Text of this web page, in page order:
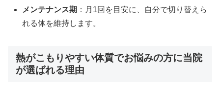
メンテナンス期 ：月1回を目安に、自分で切り替えら
れる体を維持します。
熱がこもりやすい体質でお悩みの方に当院
が選ばれる理由